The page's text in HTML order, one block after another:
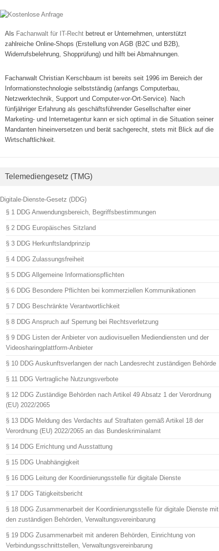
Als Fachanwalt für IT-Recht betreut er Unternehmen, unterstützt
zahlreiche Online-Shops (Erstellung von AGB (B2C und B2B),
Widerrufsbelehrung, Shopprüfung) und hilft bei Abmahnungen.
Fachanwalt Christian Kerschbaum ist bereits seit 1996 im Bereich der
Informationstechnologie selbstständig (anfangs Computerbau,
Netzwerktechnik, Support und Computer-vor-Ort-Service). Nach
fünfjähriger Erfahrung als geschäftsführender Gesellschafter einer
Marketing- und Internetagentur kann er sich optimal in die Situation seiner
Mandanten hineinversetzen und berät sachgerecht, stets mit Blick auf die
Wirtschaftlichkeit.
Telemediengesetz (TMG)
Digitale-Dienste-Gesetz (DDG)
§ 1 DDG Anwendungsbereich, Begriffsbestimmungen
§ 2 DDG Europäisches Sitzland
§ 3 DDG Herkunftslandprinzip
§ 4 DDG Zulassungsfreiheit
§ 5 DDG Allgemeine Informationspflichten
§ 6 DDG Besondere Pflichten bei kommerziellen Kommunikationen
§ 7 DDG Beschränkte Verantwortlichkeit
§ 8 DDG Anspruch auf Sperrung bei Rechtsverletzung
§ 9 DDG Listen der Anbieter von audiovisuellen Mediendiensten und der
Videosharingplattform-Anbieter
§ 10 DDG Auskunftsverlangen der nach Landesrecht zuständigen Behörde
§ 11 DDG Vertragliche Nutzungsverbote
§ 12 DDG Zuständige Behörden nach Artikel 49 Absatz 1 der Verordnung
(EU) 2022/2065
§ 13 DDG Meldung des Verdachts auf Straftaten gemäß Artikel 18 der
Verordnung (EU) 2022/2065 an das Bundeskriminalamt
§ 14 DDG Errichtung und Ausstattung
§ 15 DDG Unabhängigkeit
§ 16 DDG Leitung der Koordinierungsstelle für digitale Dienste
§ 17 DDG Tätigkeitsbericht
§ 18 DDG Zusammenarbeit der Koordinierungsstelle für digitale Dienste mit
den zuständigen Behörden, Verwaltungsvereinbarung
§ 19 DDG Zusammenarbeit mit anderen Behörden, Einrichtung von
Verbindungsschnittstellen, Verwaltungsvereinbarung